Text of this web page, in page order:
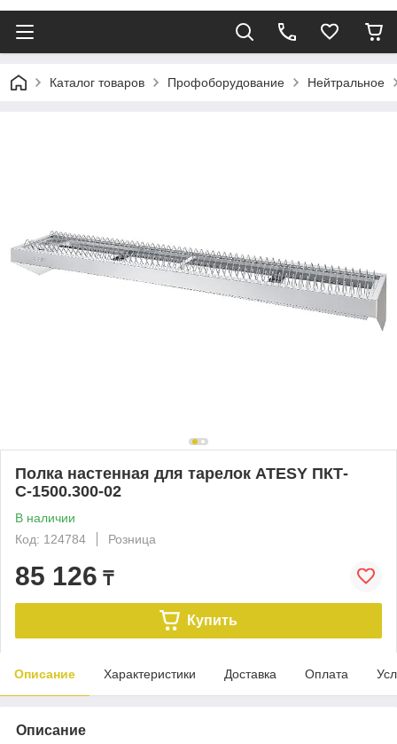
Каталог товаров Профоборудование Нейтральное
Полка настенная для тарелок ATESY ПКТ-
С-1500.300-02
В наличии
Код: 124784
Розница
85 126 ₸
Купить
Описание Характеристики Доставка Оплата
Описание